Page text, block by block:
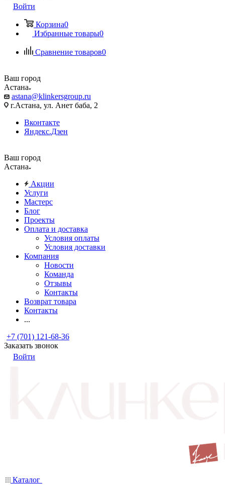
Войти
Корзина0
Избранные товары0
Сравнение товаров0
Ваш город
Астана
astana@klinkersgroup.ru
г.Астана, ул. Анет баба, 2
Вконтакте
Яндекс.Дзен
Ваш город
Астана
Акции
Услуги
Мастерс
Блог
Проекты
Оплата и доставка
Условия оплаты
Условия доставки
Компания
Новости
Команда
Отзывы
Контакты
Возврат товара
Контакты
...
+7 (701) 121-68-36
Заказать звонок
Войти
Каталог